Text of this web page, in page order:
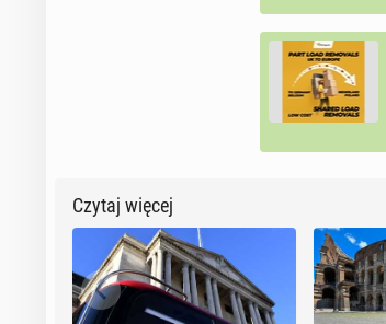
Czytaj więcej